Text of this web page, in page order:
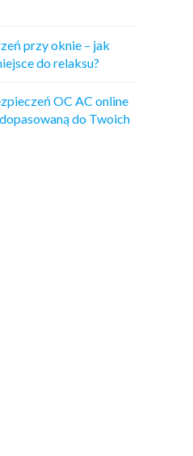
przy oknie – jak
do relaksu?
OC AC online
do Twoich